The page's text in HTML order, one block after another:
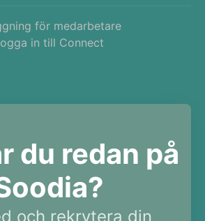
för medarbetare
in till Connect
du redan på
och rekrytera din